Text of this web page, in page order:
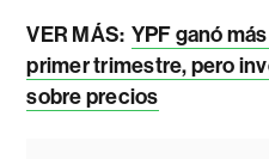
VER MÁS: YPF ganó
primer trimestre, pero
sobre precios